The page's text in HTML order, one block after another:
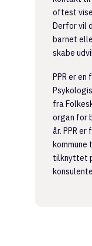
oftest
Derfor vil
barnet
skabe
PPR er
fra
organ for
år. PPR
kommune
tilknyttet